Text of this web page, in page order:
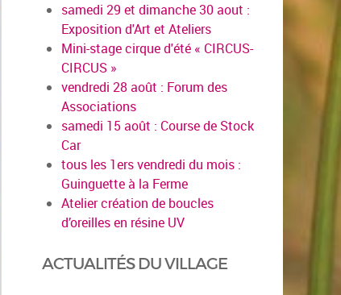
samedi 29 et dimanche 30 aout :
Exposition d'Art et Ateliers
Mini-stage cirque d'été « CIRCUS-
CIRCUS »
vendredi 28 août : Forum des
Associations
samedi 15 août : Course de Stock
Car
tous les 1ers vendredi du mois :
Guinguette à la Ferme
Atelier création de boucles
d’oreilles en résine UV
ACTUALITÉS DU VILLAGE